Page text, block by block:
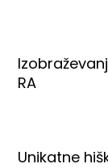
RA
Unikatne